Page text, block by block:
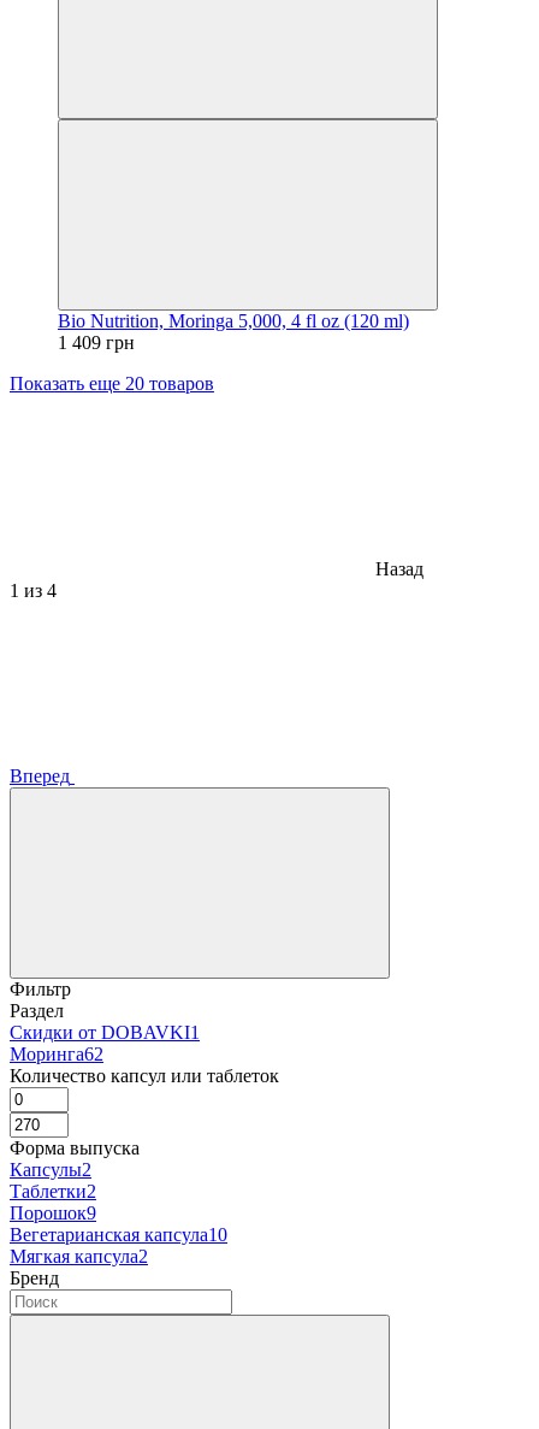
Bio Nutrition, Moringa 5,000, 4 fl oz (120 ml)
1 409 грн
Показать еще 20 товаров
Назад
1 из 4
Вперед
Фильтр
Раздел
Скидки от DOBAVKI1
Моринга62
Количество капсул или таблеток
Форма выпуска
Капсулы2
Таблетки2
Порошок9
Вегетарианская капсула10
Мягкая капсула2
Бренд